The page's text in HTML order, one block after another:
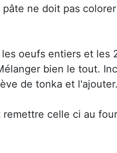
ne doit pas
oeufs entiers et les
bien le tout.
de tonka et l'ajouter.
celle ci au